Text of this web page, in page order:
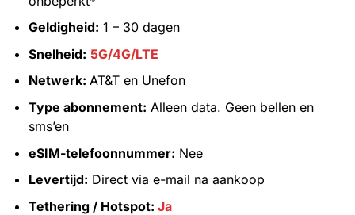
Geldigheid: 1 – 30 dagen
Snelheid: 5G/4G/LTE
Netwerk: AT&T en Unefon
Type abonnement: Alleen data. Geen bellen en
sms’en
eSIM-telefoonnummer: Nee
Levertijd: Direct via e-mail na aankoop
Tethering / Hotspot: Ja